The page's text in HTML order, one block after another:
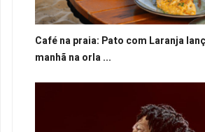
Café na praia: Pato com Laranja
manhã na orla ...